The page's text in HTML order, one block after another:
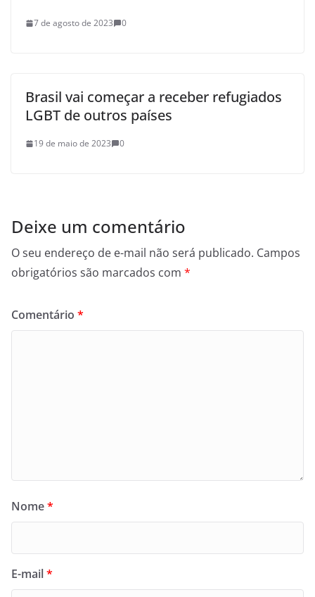
7 de agosto de 2023 0
Brasil vai começar a receber refugiados
LGBT de outros países
19 de maio de 2023 0
Deixe um comentário
O seu endereço de e-mail não será publicado. Campos
obrigatórios são marcados com *
Comentário *
Nome*
E-mail*